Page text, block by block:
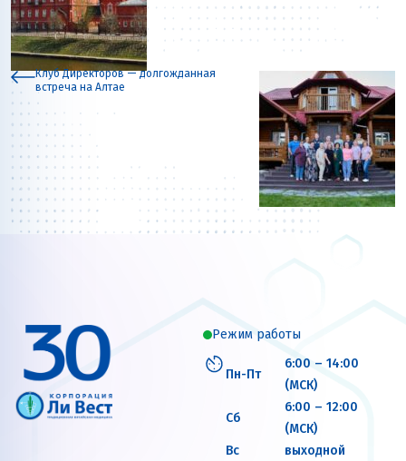
Клуб Директоров — долгожданная
встреча на Алтае
Режим работы
Пн-Пт
6:00 – 14:00
(МСК)
Сб
6:00 – 12:00
(МСК)
Вс
выходной